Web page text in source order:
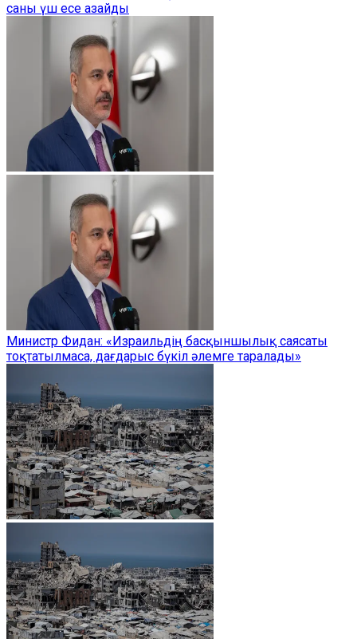
саны үш есе азайды
Министр Фидан: «Израильдің басқыншылық саясаты
тоқтатылмаса, дағдарыс бүкіл әлемге таралады»